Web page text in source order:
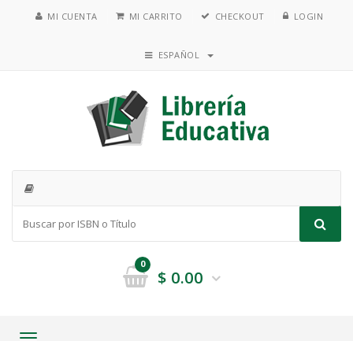
MI CUENTA MI CARRITO CHECKOUT LOGIN
ESPAÑOL
0
$ 0.00